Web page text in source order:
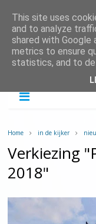
Home in de kijker
Verkiezing
2018"
This site uses
and to analyze
shared with Google
metrics to ensure
statistics, and to